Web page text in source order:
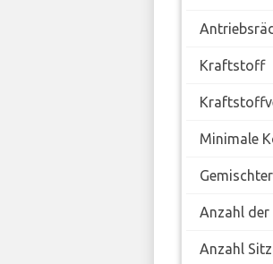
Kraftstoff
Minimale
Anzahl der
Anzahl